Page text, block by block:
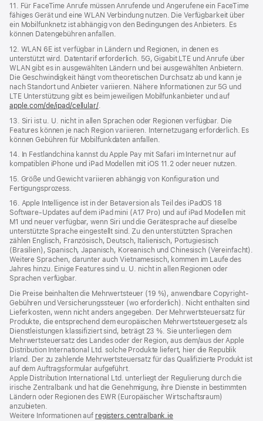
11. Für FaceTime Anrufe müssen Anrufende und Angerufene ein FaceTime
fähiges Gerät und eine WLAN Verbindung nutzen. Die Verfügbarkeit über
ein Mobilfunknetz ist abhängig von den Bedingungen des Anbieters. Es
können Datengebühren anfallen.
12. WLAN 6E ist verfügbar in Ländern und Regionen, in denen es
unterstützt wird. Datentarif erforderlich. 5G, Gigabit LTE und Anrufe über
WLAN gibt es in ausgewählten Ländern und bei ausgewählten Anbietern.
Die Geschwindigkeit hängt vom theoretischen Durchsatz ab und kann je
nach Standort und Anbieter variieren. Nähere Informationen zur 5G und
LTE Unterstützung gibt es beim jeweiligen Mobilfunkanbieter und auf
apple.com/de/ipad/cellular/.
13. Siri ist u. U. nicht in allen Sprachen oder Regionen verfügbar. Die
Features können je nach Region variieren. Internetzugang erforderlich. Es
können Gebühren für Mobilfunkdaten anfallen.
14. In Festlandchina kannst du Apple Pay mit Safari im Internet nur auf
kompatiblen iPhone und iPad Modellen mit iOS 11.2 oder neuer nutzen.
15. Größe und Gewicht variieren abhängig von Konfiguration und
Fertigungsprozess.
16. Apple Intelligence ist in der Betaversion als Teil des iPadOS 18
Software-Updates auf dem iPad mini (A17 Pro) und auf iPad Modellen mit
M1 und neuer verfügbar, wenn Siri und die Gerätesprache auf dieselbe
unterstützte Sprache eingestellt sind. Zu den unterstützten Sprachen
zählen Englisch, Französisch, Deutsch, Italienisch, Portugiesisch
(Brasilien), Spanisch, Japanisch, Koreanisch und Chinesisch (Vereinfacht).
Weitere Sprachen, darunter auch Vietnamesisch, kommen im Laufe des
Jahres hinzu. Einige Features sind u. U. nicht in allen Regionen oder
Sprachen verfügbar.
Die Preise beinhalten die Mehrwertsteuer (19 %), anwendbare Copyright-
Gebühren und Versicherungssteuer (wo erforderlich). Nicht enthalten sind
Lieferkosten, wenn nicht anders angegeben. Der Mehrwertsteuersatz für
Produkte, die entsprechend dem europäischen Mehrwertsteuergesetz als
Dienstleistungen klassifiziert sind, beträgt 23 %. Sie unterliegen dem
Mehrwertsteuersatz des Landes oder der Region, aus dem/aus der Apple
Distribution International Ltd. solche Produkte liefert, hier die Republik
Irland. Der zu zahlende Mehrwertsteuersatz für das Qualifizierte Produkt ist
auf dem Auftragsformular aufgeführt.
Apple Distribution International Ltd. unterliegt der Regulierung durch die
irische Zentralbank und hat die Genehmigung, ihre Dienste in bestimmten
Ländern oder Regionen des EWR (Europäischer Wirtschaftsraum)
anzubieten.
Weitere Informationen auf registers.centralbank.ie